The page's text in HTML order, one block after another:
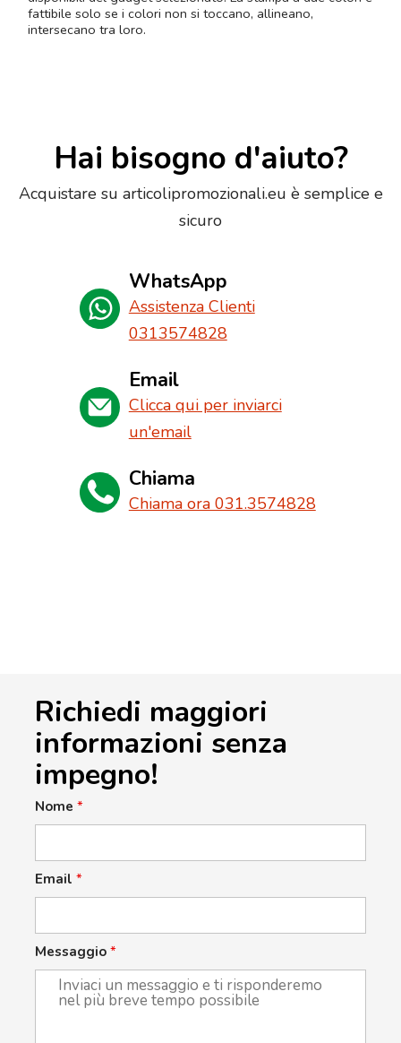
fattibile solo se i colori non si toccano, allineano,
intersecano tra loro.
Hai bisogno d'aiuto?
Acquistare su articolipromozionali.eu è semplice e
sicuro
WhatsApp
Assistenza Clienti
0313574828
Email
Clicca qui per inviarci
un'email
Chiama
Chiama ora 031.3574828
Richiedi maggiori
informazioni senza
impegno!
Nome *
Email *
Messaggio *